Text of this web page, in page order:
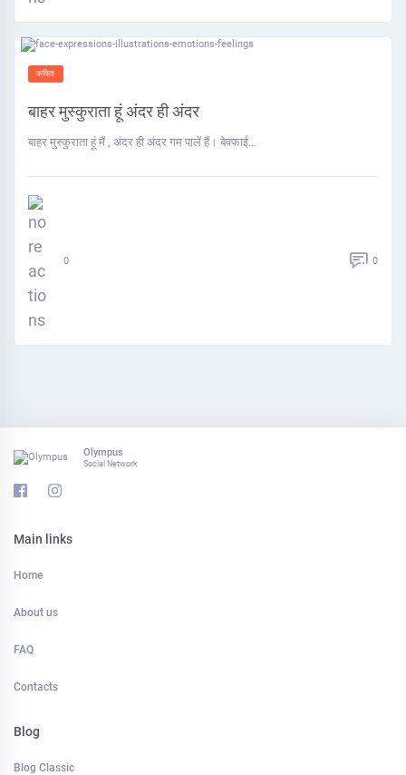
कविता
बाहर मुस्कुराता हूं अंदर ही अंदर
बाहर मुस्कुराता हूं मैं , अंदर ही अंदर गम पालें हैं। बेवफाई…
0 0
Olympus
Social Network
Main links
Home
About us
FAQ
Contacts
Blog
Blog Classic